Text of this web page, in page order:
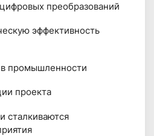
преобразований
эффективность
промышленности
проекта
сталкиваются